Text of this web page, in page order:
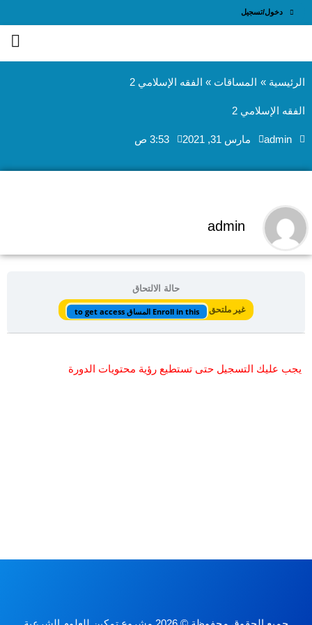
دخول/تسجيل
الرئيسية المساقات الفقه الإسلامي 2
الفقه الإسلامي 2
admin مارس 31, 2021 3:53 ص
admin
حالة الالتحاق
غير ملتحق Enroll in this المساق to get access
يجب عليك التسجيل حتى تستطيع رؤية محتويات الدورة